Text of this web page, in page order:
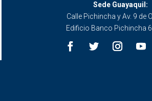
Sede Guayaquil:
Calle Pichincha y Av. 9 de
Edificio Banco Pichincha